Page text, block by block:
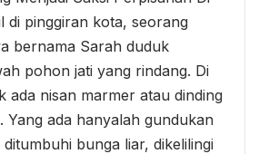
di pinggiran kota, seorang
bernama Sarah duduk
pohon jati yang rindang. Di
ada nisan marmer atau dinding
Yang ada hanyalah gundukan
bunga liar, dikelilingi